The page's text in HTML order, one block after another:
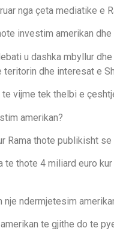
nga çeta mediatike e
investim amerikan
u dashka mbyllur
teritorin dhe interesat e
vijme tek thelbi e
amerikan?
Rama thote publikisht se
te thote 4 miliard euro
ndermjetesim
te gjithe do te